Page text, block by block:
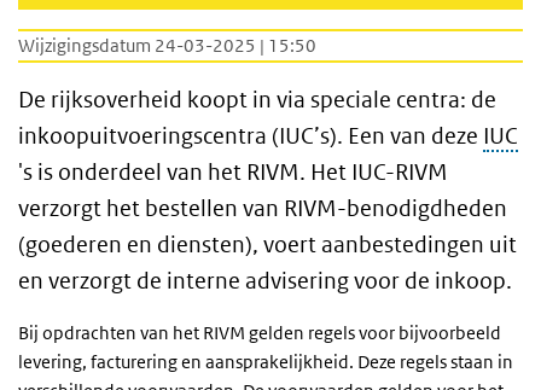
Wijzigingsdatum 24-03-2025 | 15:50
De rijksoverheid koopt in via speciale centra: de
inkoopuitvoeringscentra (IUC’s). Een van deze IUC
's is onderdeel van het RIVM. Het IUC-RIVM
verzorgt het bestellen van RIVM-benodigdheden
(goederen en diensten), voert aanbestedingen uit
en verzorgt de interne advisering voor de inkoop.
Bij opdrachten van het RIVM gelden regels voor bijvoorbeeld
levering, facturering en aansprakelijkheid. Deze regels staan in